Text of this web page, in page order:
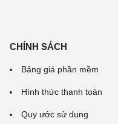
CHÍNH SÁCH
Bảng giá phần mềm
Hình thức thanh toán
Quy ước sử dụng